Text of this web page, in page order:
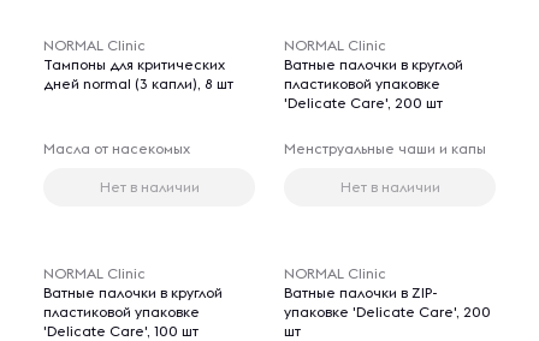
NORMAL Clinic
Тампоны для критических
дней normal (3 капли), 8 шт
Масла от насекомых
Нет в наличии
NORMAL Clinic
Ватные палочки в круглой
пластиковой упаковке
'Delicate Care', 200 шт
Менструальные чаши и капы
Нет в наличии
NORMAL Clinic
Ватные палочки в круглой
пластиковой упаковке
'Delicate Care', 100 шт
NORMAL Clinic
Ватные палочки в ZIP-
упаковке 'Delicate Care', 200
шт